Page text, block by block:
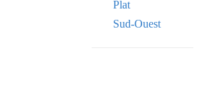
Plat
Sud-Ouest